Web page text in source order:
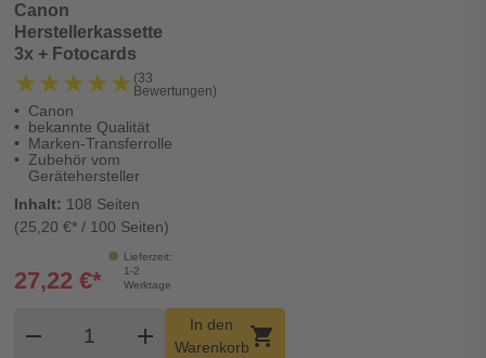
Canon
Herstellerkassette
3x + Fotocards
★★★★★
★★★★★ (33
Bewertungen)
Canon
bekannte Qualität
Marken-Transferrolle
Zubehör vom
Gerätehersteller
Inhalt: 108 Seiten
(25,20 €* / 100 Seiten)
Lieferzeit:
1-2
Werktage
27,22 €*
remove
Produkt Warenkorb Menge
add
In den
Warenkorbshopping_cart